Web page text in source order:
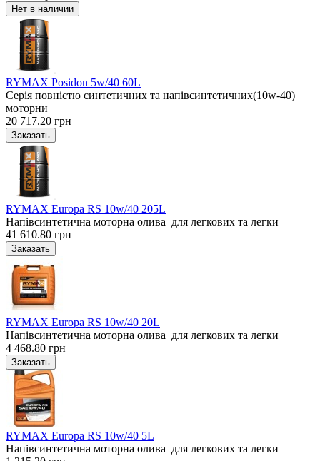
RYMAX Posidon 5w/40 60L
Серія повністю синтетичних та напівсинтетичних(10w-40)
моторни
20 717.20 грн
RYMAX Europa RS 10w/40 205L
Напівсинтетична моторна олива для легкових та легки
41 610.80 грн
RYMAX Europa RS 10w/40 20L
Напівсинтетична моторна олива для легкових та легки
4 468.80 грн
RYMAX Europa RS 10w/40 5L
Напівсинтетична моторна олива для легкових та легки